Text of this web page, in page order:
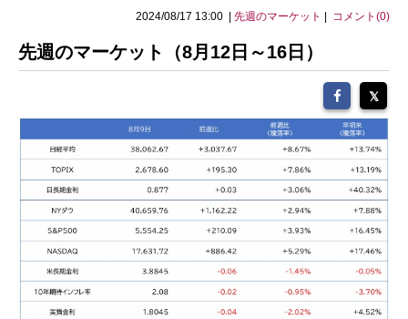
2024/08/17 13:00 | 先週のマーケット コメント(0)
先週のマーケット（8月12日～16日）